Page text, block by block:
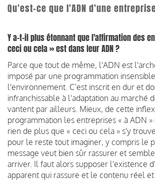
Qu'est-ce que l'ADN d'une
Y a-t-il plus étonnant que l'affirmation des
ceci ou cela » est dans leur ADN ?
Parce que tout de même, l'ADN est
imposé par une programmation
l'environnement. C’est inscrit en dur et
infranchissable à l'adaptation au marché
vantent par ailleurs. Mieux, de cette
programmation les entreprises « à ADN
rien de plus que « ceci ou cela » s'y
pour le reste tout imaginer, y compris le
message veut bien sûr rassurer et
arriver. Il faut alors supposer l'existence
apparent qui rassure et le contenu réel